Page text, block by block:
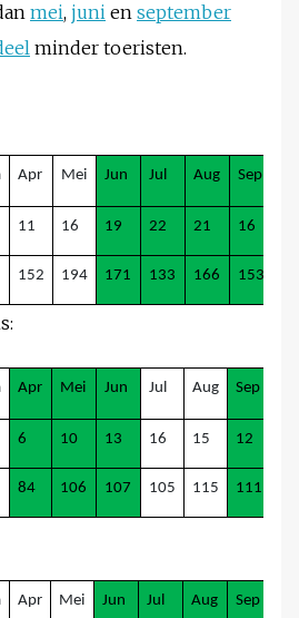
mei, juni en september
minder toeristen.
Apr Mei Jun Jul Aug Sep
11 16 19 22 21 16
152 194 171 133 166 153
Apr Mei Jun Jul Aug Sep
6 10 13 16 15 12
84 106 107 105 115 111
Apr Mei Jun Jul Aug Sep